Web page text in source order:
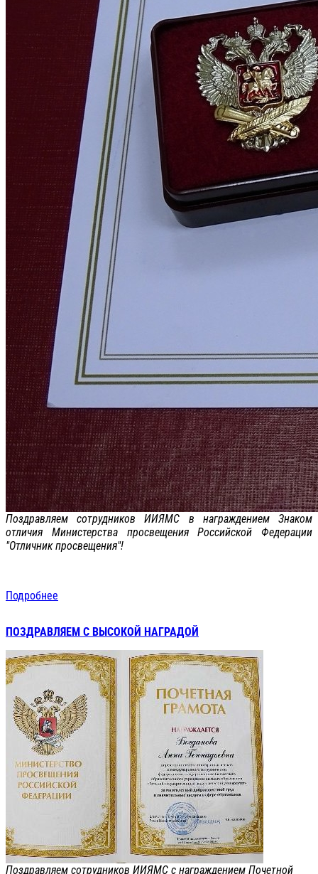
Поздравляем сотрудников ИИЯМС в награждением Знаком
отличия Министерства просвещения Российской Федерации
"Отличник просвещения"!
Подробнее
ПОЗДРАВЛЯЕМ С ВЫСОКОЙ НАГРАДОЙ
Поздравляем сотрудников ИИЯМС с награждением Почетной